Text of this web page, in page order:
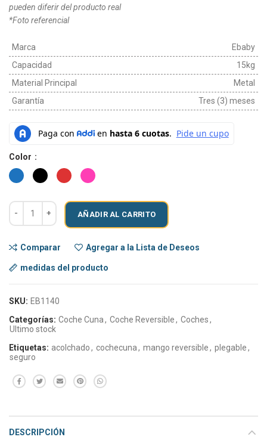
pueden diferir del producto real
*Foto referencial
Marca
Ebaby
Capacidad
15kg
Material Principal
Metal
Garantía
Tres (3) meses
Color
AÑADIR AL CARRITO
Comparar Agregar a la Lista de Deseos
medidas del producto
SKU: EB1140
Categorías: Coche Cuna, Coche Reversible, Coches,
Ultimo stock
Etiquetas: acolchado, cochecuna, mango reversible, plegable,
seguro
DESCRIPCIÓN